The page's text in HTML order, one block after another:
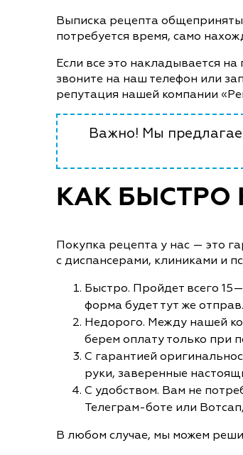
Выписка рецепта
потребуется время, само
Если все это накладывается
звоните на наш телефон или
репутация нашей компании
Важно! Мы
КАК БЫСТРО
Покупка рецепта у нас — это
с диспансерами, клиниками и
Быстро. Пройдет всего
форма будет тут же
Недорого. Между нашей
берем оплату только при
С гарантией
руки, заверенные
С удобством. Вам не
Телеграм-боте или
В любом случае, мы можем